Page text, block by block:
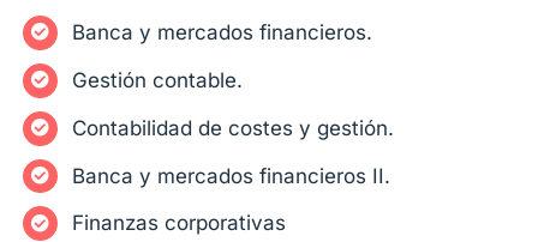
Banca y mercados financieros.
Gestión contable.
Contabilidad de costes y gestión.
Banca y mercados financieros II.
Finanzas corporativas